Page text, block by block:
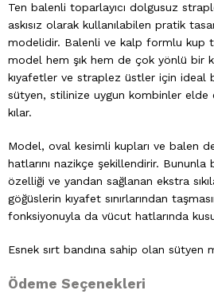
Ten balenli toparlayıcı dolgusuz
askısız olarak kullanılabilen pratik
modelidir. Balenli ve kalp formlu kup
model hem şık hem de çok yönlü bir
kıyafetler ve straplez üstler için ideal
sütyen, stilinize uygun kombinler elde
kılar.
Model, oval kesimli kupları ve balen
hatlarını nazikçe şekillendirir. Bununla
özelliği ve yandan sağlanan ekstra
göğüslerin kıyafet sınırlarından
fonksiyonuyla da vücut hatlarında
Esnek sırt bandına sahip olan sütyen
formuyla abiye ve gelinlik gibi özel
Ödeme Seçenekleri